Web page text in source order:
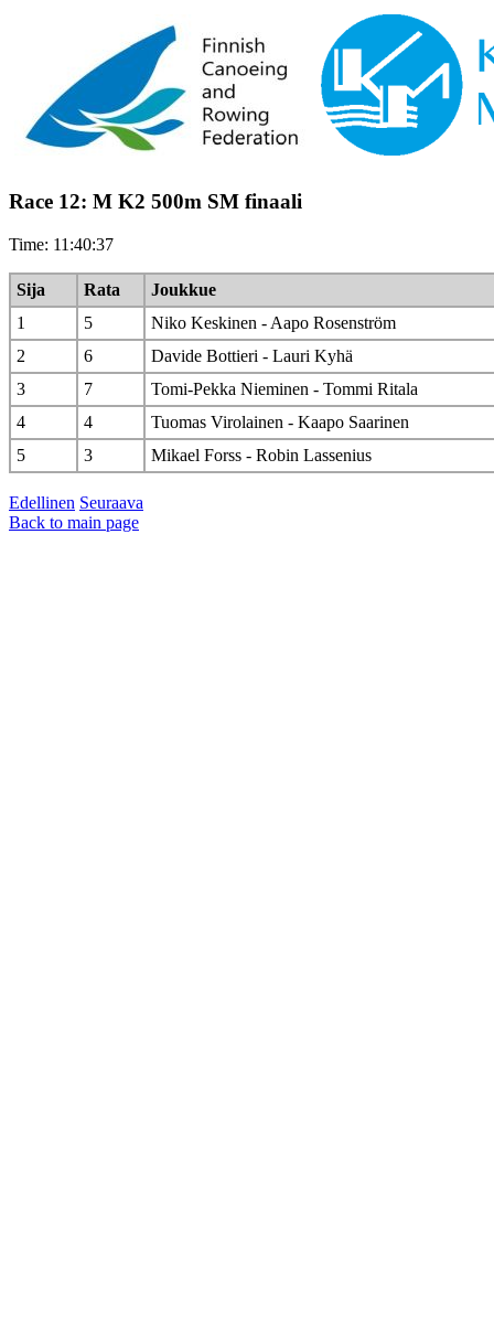
Race 12: M K2 500m SM finaali
Time: 11:40:37
Sija Rata
Joukkue
1
5
Niko Keskinen - Aapo Rosenström
2
6
Davide Bottieri - Lauri Kyhä
3
7
Tomi-Pekka Nieminen - Tommi Ritala
4
4
Tuomas Virolainen - Kaapo Saarinen
5
3 Mikael Forss - Robin Lassenius
Edellinen Seuraava
Back to main page